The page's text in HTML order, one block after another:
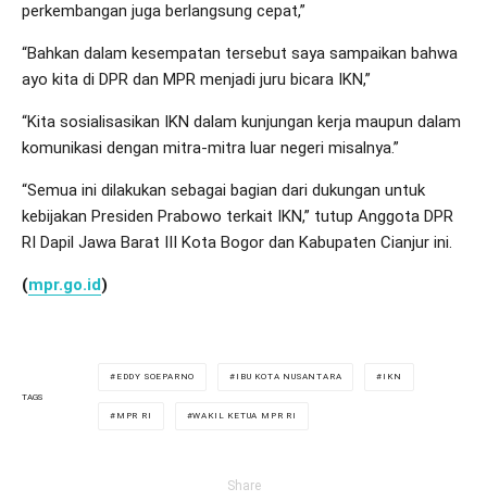
perkembangan juga berlangsung cepat,”
“Bahkan dalam kesempatan tersebut saya sampaikan bahwa
ayo kita di DPR dan MPR menjadi juru bicara IKN,”
“Kita sosialisasikan IKN dalam kunjungan kerja maupun dalam
komunikasi dengan mitra-mitra luar negeri misalnya.”
“Semua ini dilakukan sebagai bagian dari dukungan untuk
kebijakan Presiden Prabowo terkait IKN,” tutup Anggota DPR
RI Dapil Jawa Barat III Kota Bogor dan Kabupaten Cianjur ini.
(mpr.go.id)
TAGS
EDDY SOEPARNO IBU KOTA NUSANTARA IKN
MPR RI WAKIL KETUA MPR RI
Share